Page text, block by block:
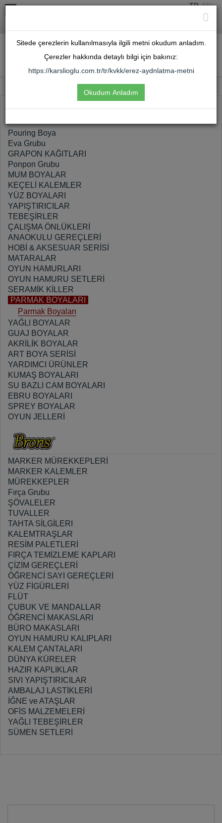
TR EN
Giriş Yap
Parmak
Boyaları
Pouring Boya
Eva Grubu
GRAPON KAĞITLARI
Ponpon Grubu
MUM BOYALAR
KEÇELİ KALEMLER
YÜZ BOYALARI
YAPIŞTIRICILAR
TEBEŞİRLER
ÇALIŞMA ÖNLÜKLERİ
ANAOKULU GEREÇLERİ
HOBİ & AKSESUAR SERİSİ
MATARALAR
OYUN HAMURLARI
OYUN HAMURU SETLERİ
SERAMİK KİLLER
PARMAK BOYALARI
Parmak Boyaları
YAĞLI BOYALAR
GUAJ BOYALAR
AKRİLİK BOYALAR
ART BOYA SERİSİ
YARDIMCI ÜRÜNLER
KUMAŞ BOYALARI
SU BAZLI CAM BOYALARI
EBRU BOYALARI
SPREY BOYALAR
OYUN JELLERİ
MARKER MÜREKKEPLERİ
MARKER KALEMLER
MÜREKKEPLER
Fırça Grubu
ŞÖVALELER
TUVALLER
TAHTA SİLGİLERI
KALEMTRAŞLAR
RESİM PALETLERİ
FIRÇA TEMİZLEME KAPLARI
ÇİZİM GEREÇLERİ
ÖĞRENCİ SAYI GEREÇLERİ
YÜZ FİGÜRLERİ
FLÜT
ÇUBUK VE MANDALLAR
ÖĞRENCİ MAKASLARI
BÜRO MAKASLARI
OYUN HAMURU KALIPLARI
KALEM ÇANTALARI
DÜNYA KÜRELER
HAZIR KAPLIKLAR
SIVI YAPIŞTIRICILAR
AMBALAJ LASTİKLERİ
İĞNE ve ATAŞLAR
OFİS MALZEMELERİ
YAĞLI TEBEŞİRLER
SÜMEN SETLERİ
Sitede çerezlerin kullanılmasıyla ilgili metni okudum anladım.
Çerezler hakkında detaylı bilgi için bakınız:
https://karslioglu.com.tr/tr/kvkk/erez-aydnlatma-metni
Okudum Anladım